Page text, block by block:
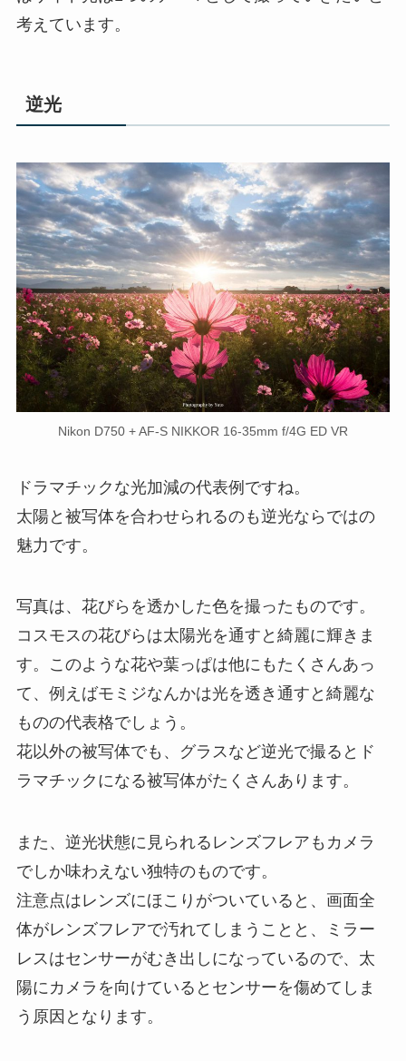
考えています。
逆光
Nikon D750 + AF-S NIKKOR 16-35mm f/4G ED VR
ドラマチックな光加減の代表例ですね。
太陽と被写体を合わせられるのも逆光ならではの
魅力です。
写真は、花びらを透かした色を撮ったものです。
コスモスの花びらは太陽光を通すと綺麗に輝きま
す。このような花や葉っぱは他にもたくさんあっ
て、例えばモミジなんかは光を透き通すと綺麗な
ものの代表格でしょう。
花以外の被写体でも、グラスなど逆光で撮るとド
ラマチックになる被写体がたくさんあります。
また、逆光状態に見られるレンズフレアもカメラ
でしか味わえない独特のものです。
注意点はレンズにほこりがついていると、画面全
体がレンズフレアで汚れてしまうことと、ミラー
レスはセンサーがむき出しになっているので、太
陽にカメラを向けているとセンサーを傷めてしま
う原因となります。